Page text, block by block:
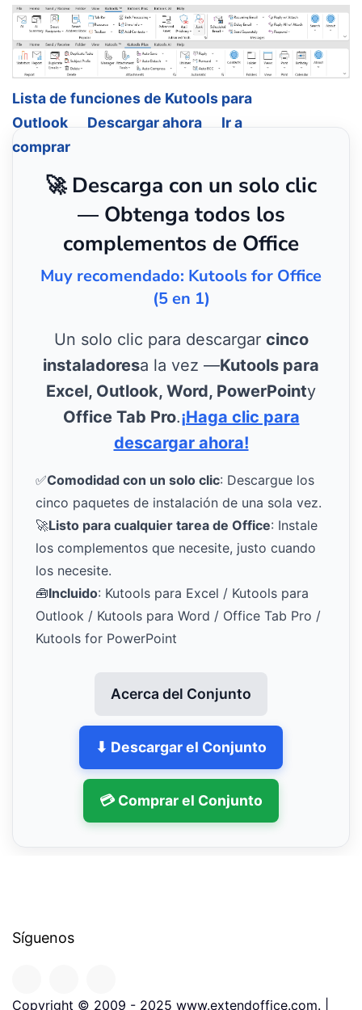
Lista de funciones de Kutools para
Outlook
Descargar ahora
Ir a
comprar
🚀 Descarga con un solo clic
— Obtenga todos los
complementos de Office
Muy recomendado: Kutools for Office
(5 en 1)
Un solo clic para descargar cinco
instaladoresa la vez —Kutools para
Excel, Outlook, Word, PowerPointy
Office Tab Pro.¡Haga clic para
descargar ahora!
✅Comodidad con un solo clic: Descargue los
cinco paquetes de instalación de una sola vez.
🚀Listo para cualquier tarea de Office: Instale
los complementos que necesite, justo cuando
los necesite.
🧰Incluido: Kutools para Excel / Kutools para
Outlook / Kutools para Word / Office Tab Pro /
Kutools for PowerPoint
Acerca del Conjunto
⬇ Descargar el Conjunto
💳 Comprar el Conjunto
Síguenos
Copyright © 2009 - 2025 www.extendoffice.com. |